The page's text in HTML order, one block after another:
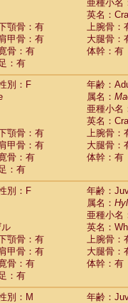
亜種小名
英名：
顎骨：有
上腕骨：
甲骨：有
大腿骨：
骨：有
体幹：有
：有
別：F
年齢：
属名：
亜種小名
英名：
顎骨：有
上腕骨：
甲骨：有
大腿骨：
骨：有
体幹：有
：有
別：F
年齢：
属名：
亜種小名
英名：
顎骨：有
上腕骨：
甲骨：有
大腿骨：
骨：有
体幹：有
：有
別：M
年齢：